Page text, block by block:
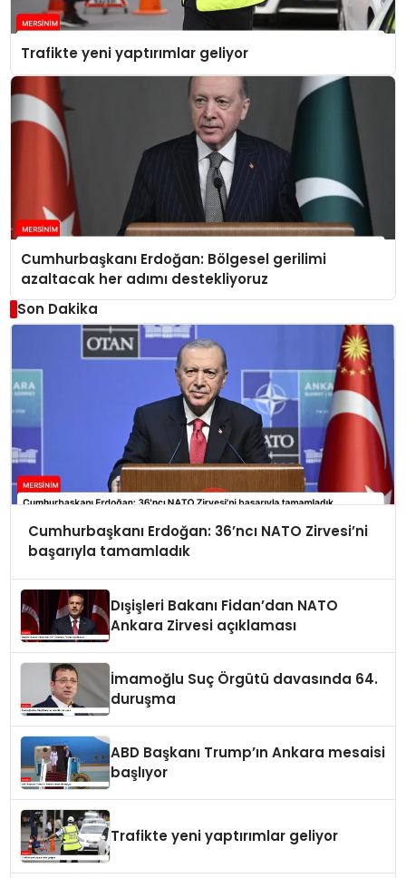
Trafikte yeni yaptırımlar geliyor
Cumhurbaşkanı Erdoğan: Bölgesel gerilimi
azaltacak her adımı destekliyoruz
Son Dakika
Cumhurbaşkanı Erdoğan: 36’ncı NATO Zirvesi’ni
başarıyla tamamladık
Dışişleri Bakanı Fidan’dan NATO
Ankara Zirvesi açıklaması
İmamoğlu Suç Örgütü davasında 64.
duruşma
ABD Başkanı Trump’ın Ankara mesaisi
başlıyor
Trafikte yeni yaptırımlar geliyor